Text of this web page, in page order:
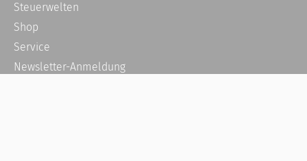
Steuerwelten
Shop
Service
Newsletter-Anmeldung